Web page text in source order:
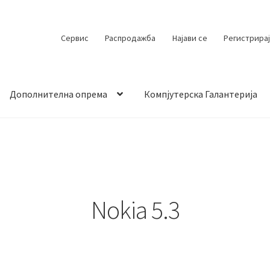
Сервис Распродажба Најави се
Дополнителна опрема Компјутерска Галантерија
Nokia 5.3